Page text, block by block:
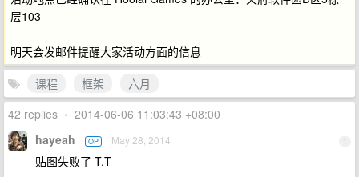
层103
明天会发邮件提醒大家活动方面的信息
课程
框架
六月
42 replies • 2014-06-06 11:03:43 +08:00
1
hayeah OP May 28, 2014
贴图失败了 T.T